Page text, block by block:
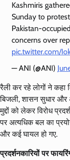
Kashmiris
Sunday to
Pakistan-
concerns over
pic.twitter.com/
— ANI (@ANI)
रैली कर रहे लोगों ने कहा
बिजली, शासन सुधार और
मुद्दों को लेकर विरोध
पर अत्यधिक बल का
और कई घायल हो गए.
प्रदर्शनकारियों पर